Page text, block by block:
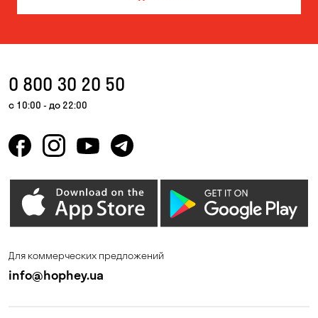
Горишние Плавни
Елизаветовка Зазимье
Калиновка
0 800 30 20 50
с 10:00 - до 22:00
Для коммерческих предложений
info@hophey.ua